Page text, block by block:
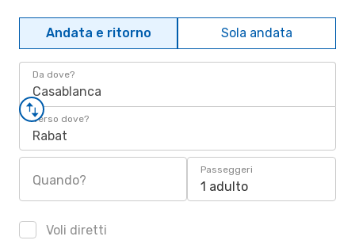
Andata e ritorno Sola andata
Da dove?
Casablanca
Verso dove?
Rabat
Quando?
Passeggeri
1 adulto
Voli diretti